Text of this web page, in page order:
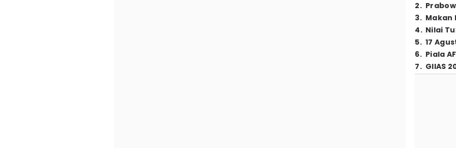
2.
3. Makan
4. Nilai
5. 17
6. Piala
7. GIIAS